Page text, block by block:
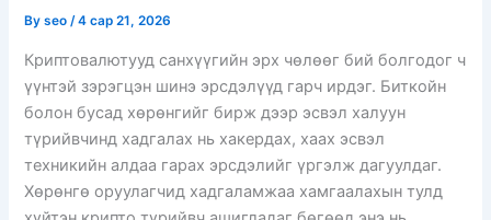
Byseo/4 сар 21, 2026
Криптовалютууд санхүүгийн эрх чөлөөг бий болгодог ч
үүнтэй зэрэгцэн шинэ эрсдэлүүд гарч ирдэг. Биткойн
болон бусад хөрөнгийг бирж дээр эсвэл халуун
түрийвчинд хадгалах нь хакердах, хаах эсвэл
техникийн алдаа гарах эрсдэлийг үргэлж дагуулдаг.
Хөрөнгө оруулагчид хадгаламжаа хамгаалахын тулд